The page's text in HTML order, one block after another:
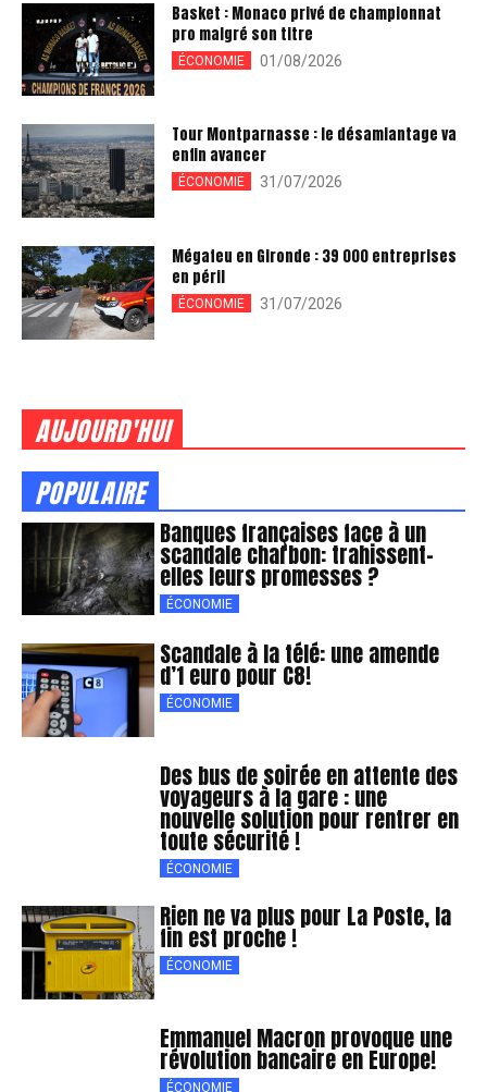
Basket : Monaco privé de championnat
pro malgré son titre
ÉCONOMIE 01/08/2026
Tour Montparnasse : le désamiantage va
enfin avancer
ÉCONOMIE 31/07/2026
Mégafeu en Gironde : 39 000 entreprises
en péril
ÉCONOMIE 31/07/2026
AUJOURD'HUI
POPULAIRE
Banques françaises face à un
scandale charbon: trahissent-
elles leurs promesses ?
ÉCONOMIE
Scandale à la télé: une amende
d’1 euro pour C8!
ÉCONOMIE
Des bus de soirée en attente des
voyageurs à la gare : une
nouvelle solution pour rentrer en
toute sécurité !
ÉCONOMIE
Rien ne va plus pour La Poste, la
fin est proche !
ÉCONOMIE
Emmanuel Macron provoque une
révolution bancaire en Europe!
ÉCONOMIE